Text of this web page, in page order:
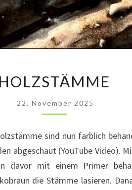
HOLZSTÄMME
22. November 2025
sind nun farblich
abgeschaut (YouTube Video).
davor mit einem Primer
die Stämme lasieren.